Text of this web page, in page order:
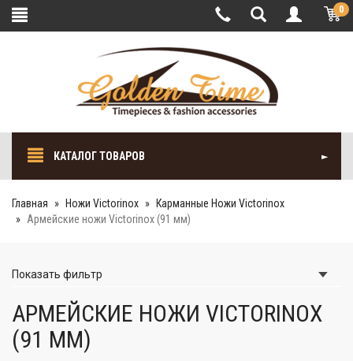
0
КАТАЛОГ ТОВАРОВ
Главная Ножи Victorinox
Карманные Ножи Victorinox
Армейские ножи Victorinox (91 мм)
Показать фильтр
АРМЕЙСКИЕ НОЖИ VICTORINOX
(91 ММ)